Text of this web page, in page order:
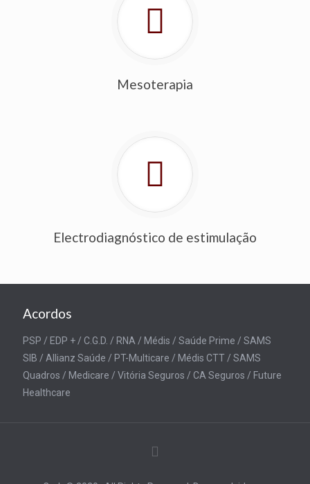
Mesoterapia
Electrodiagnóstico de estimulação
Acordos
PSP / EDP + / C.G.D. / RNA / Médis / Saúde Prime / SAMS
SIB / Allianz Saúde / PT-Multicare / Médis CTT / SAMS
Quadros / Medicare / Vitória Seguros / CA Seguros / Future
Healthcare